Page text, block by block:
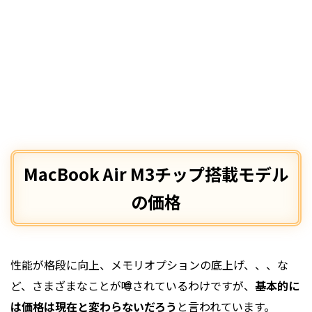
MacBook Air M3チップ搭載モデル
の価格
性能が格段に向上、メモリオプションの底上げ、、、な
ど、さまざまなことが噂されているわけですが、 基本的に
は価格は現在と変わらないだろう と言われています。